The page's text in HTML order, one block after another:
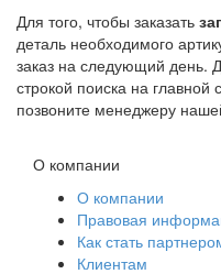
Для того, чтобы заказать
деталь необходимого
заказ на следующий день.
строкой поиска на главной
позвоните менеджеру
О компании
О компании
Правовая
Как стать
Клиентам